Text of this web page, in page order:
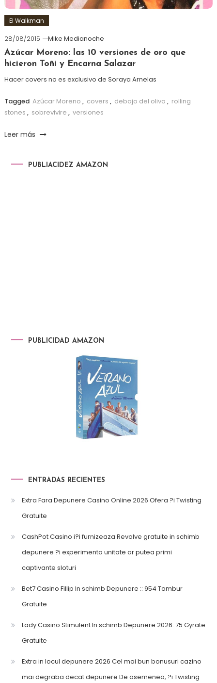
El Walkman
28/08/2015
Mike Medianoche
Azúcar Moreno: las 10 versiones de oro que
hicieron Toñi y Encarna Salazar
Hacer covers no es exclusivo de Soraya Arnelas
Tagged Azúcar Moreno , covers , debajo del olivo , rolling
stones , sobrevivire , versiones
Leer más
PUBLIACIDEZ AMAZON
PUBLICIDAD AMAZON
ENTRADAS RECIENTES
Extra Fara Depunere Casino Online 2026 Ofera ?i Twisting
Gratuite
CashPot Casino i?i furnizeaza Revolve gratuite in schimb
depunere ?i experimenta unitate ar putea primi
captivante sloturi
Bet7 Casino Fillip In schimb Depunere :: 954 Tambur
Gratuite
Lady Casino Stimulent In schimb Depunere 2026: 75 Gyrate
Gratuite
Extra in locul depunere 2026 Cel mai bun bonusuri cazino
mai degraba decat depunere De asemenea, ?i Twisting